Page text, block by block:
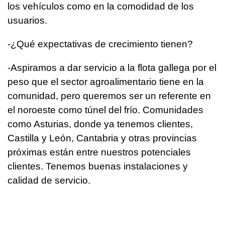
los vehículos como en la comodidad de los
usuarios.
­-¿Qué expectativas de crecimiento tienen?
­-Aspiramos a dar servicio a la flota gallega por el
peso que el sector agroalimentario tiene en la
comunidad, pero queremos ser un referente en
el noroeste como túnel del frío. Comunidades
como Asturias, donde ya tenemos clientes,
Castilla y León, Cantabria y otras provincias
próximas están entre nuestros potenciales
clientes. Tenemos buenas instalaciones y
calidad de servicio.